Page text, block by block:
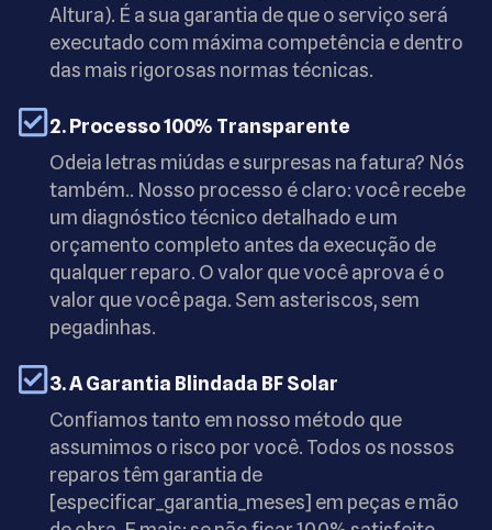
Altura). É a sua garantia de que o serviço será
executado com máxima competência e dentro
das mais rigorosas normas técnicas.
2. Processo 100% Transparente
Odeia letras miúdas e surpresas na fatura? Nós
também.. Nosso processo é claro: você recebe
um diagnóstico técnico detalhado e um
orçamento completo antes da execução de
qualquer reparo. O valor que você aprova é o
valor que você paga. Sem asteriscos, sem
pegadinhas.
3. A Garantia Blindada BF Solar
Confiamos tanto em nosso método que
assumimos o risco por você. Todos os nossos
reparos têm garantia de
[especificar_garantia_meses] em peças e mão